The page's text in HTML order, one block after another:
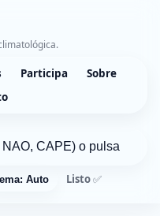
Participa
Sobre
Auto Listo ✅